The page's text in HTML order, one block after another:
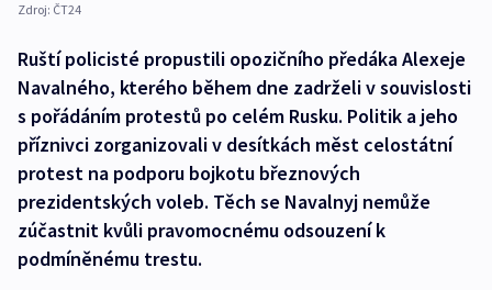
Zdroj: ČT24
Ruští policisté propustili opozičního předáka Alexeje
Navalného, kterého během dne zadrželi v souvislosti
s pořádáním protestů po celém Rusku. Politik a jeho
příznivci zorganizovali v desítkách měst celostátní
protest na podporu bojkotu březnových
prezidentských voleb. Těch se Navalnyj nemůže
zúčastnit kvůli pravomocnému odsouzení k
podmíněnému trestu.